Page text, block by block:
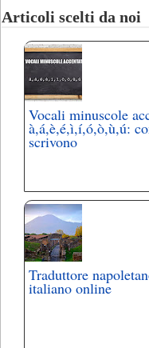
Articoli scelti da noi
Vocali minuscole
à,á,è,é,ì,í,ó,ò,ù,ú:
scrivono
Traduttore
italiano online